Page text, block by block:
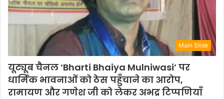
Main Slide
यूट्यूब चैनल ‘Bharti Bhaiya Mulniwasi’ पर
धार्मिक भावनाओं को ठेस पहुँचाने का आरोप,
रामायण और गणेश जी को लेकर अभद्र टिप्पणियाँ